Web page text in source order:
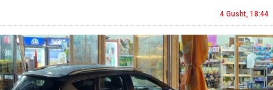
4 Gusht, 18:44